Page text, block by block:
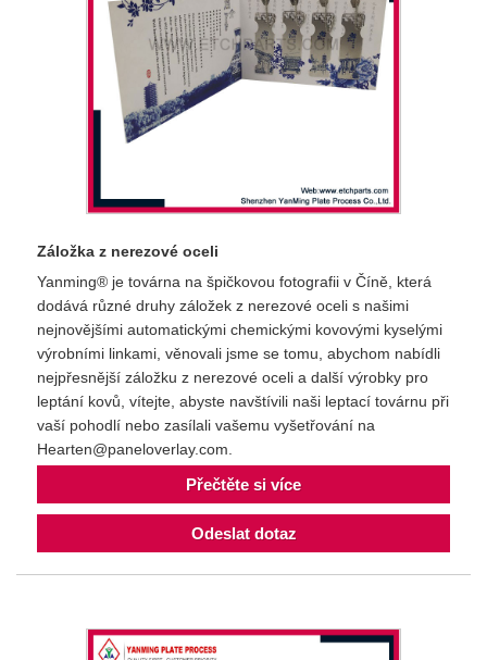
Záložka z nerezové oceli
Yanming® je továrna na špičkovou fotografii v Číně, která
dodává různé druhy záložek z nerezové oceli s našimi
nejnovějšími automatickými chemickými kovovými kyselými
výrobními linkami, věnovali jsme se tomu, abychom nabídli
nejpřesnější záložku z nerezové oceli a další výrobky pro
leptání kovů, vítejte, abyste navštívili naši leptací továrnu při
vaší pohodlí nebo zasílali vašemu vyšetřování na
Hearten@paneloverlay.com.
Přečtěte si více
Odeslat dotaz